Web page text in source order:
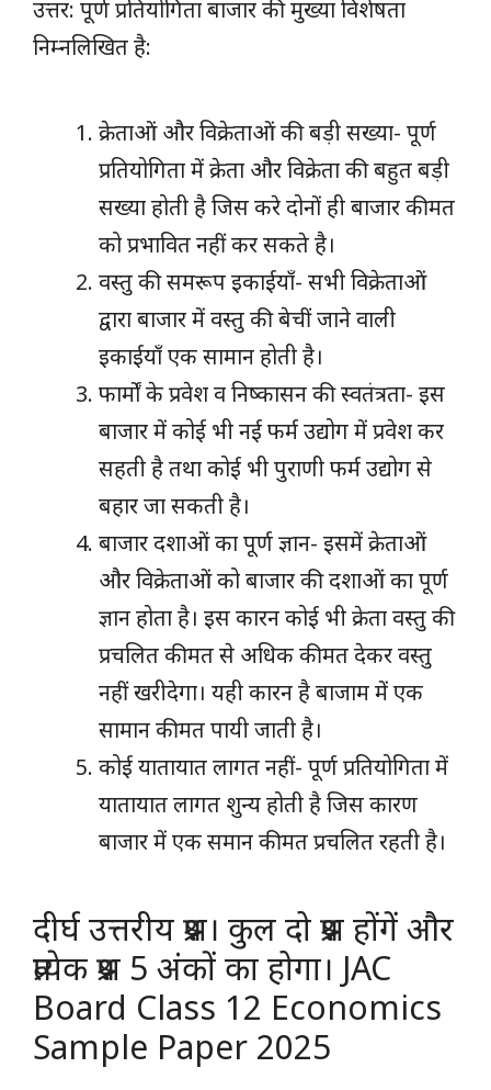
उत्तर: पूर्ण प्रतियोगिता बाजार की मुख्या विशेषता
निम्नलिखित है:
क्रेताओं और विक्रेताओं की बड़ी सख्या- पूर्ण
प्रतियोगिता में क्रेता और विक्रेता की बहुत बड़ी
सख्या होती है जिस करे दोनों ही बाजार कीमत
को प्रभावित नहीं कर सकते है।
वस्तु की समरूप इकाईयाँ- सभी विक्रेताओं
द्वारा बाजार में वस्तु की बेचीं जाने वाली
इकाईयाँ एक सामान होती है।
फार्मों के प्रवेश व निष्कासन कीस्वतंत्रता- इस
बाजार में कोई भी नई फर्म उद्योग में प्रवेश कर
सहती है तथा कोई भी पुराणी फर्म उद्योग से
बहार जा सकती है।
बाजार दशाओं का पूर्ण ज्ञान- इसमें क्रेताओं
और विक्रेताओं को बाजार की दशाओं का पूर्ण
ज्ञान होता है। इस कारन कोई भी क्रेता वस्तु की
प्रचलित कीमत से अधिक कीमत देकर वस्तु
नहीं खरीदेगा। यही कारन है बाजाम में एक
सामान कीमत पायी जाती है।
कोई यातायात लागत नहीं- पूर्ण प्रतियोगिता में
यातायात लागत शुन्य होती है जिस कारण
बाजार में एक समान कीमत प्रचलित रहती है।
दीर्घ उत्तरीय प्रश्न। कुल दो प्रश्न होंगें और
प्रत्येक प्रश्न 5 अंकों का होगा। JAC
Board Class 12 Economics
Sample Paper 2025